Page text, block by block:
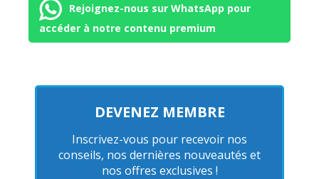
Rejoignez-nous sur WhatsApp pour
accéder à notre contenu premium
DEVENEZ MEMBRE
Inscrivez-vous pour recevoir nos
conseils, nos dernières nouveautés et
nos offres exclusives !